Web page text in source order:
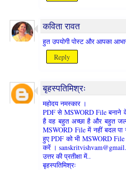
कविता रावत
हुत उपयोगी पोस्ट और आपका
Reply
बृहस्पतिमिश्रः
महोदय नमस्कार ।
PDF से MSWORD File बनाने
है वह बहुत अच्छा है और बहुत
MSWORD File में नहीं बदल पा
हुए PDF को भी MSWORD
करें ।
उत्तर की प्रतीक्षा में..
बृहस्पतिमिश्रः